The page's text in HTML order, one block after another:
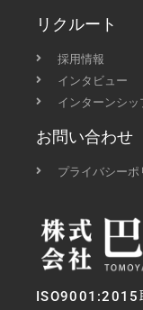
リクルート
採用情報
インタビュー
インターンシッ
お問い合わせ
プライバシーポ
ISO9001:2015